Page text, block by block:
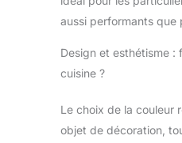
aussi performants que
Design et esthétisme :
cuisine ?
Le choix de la couleur
objet de décoration,